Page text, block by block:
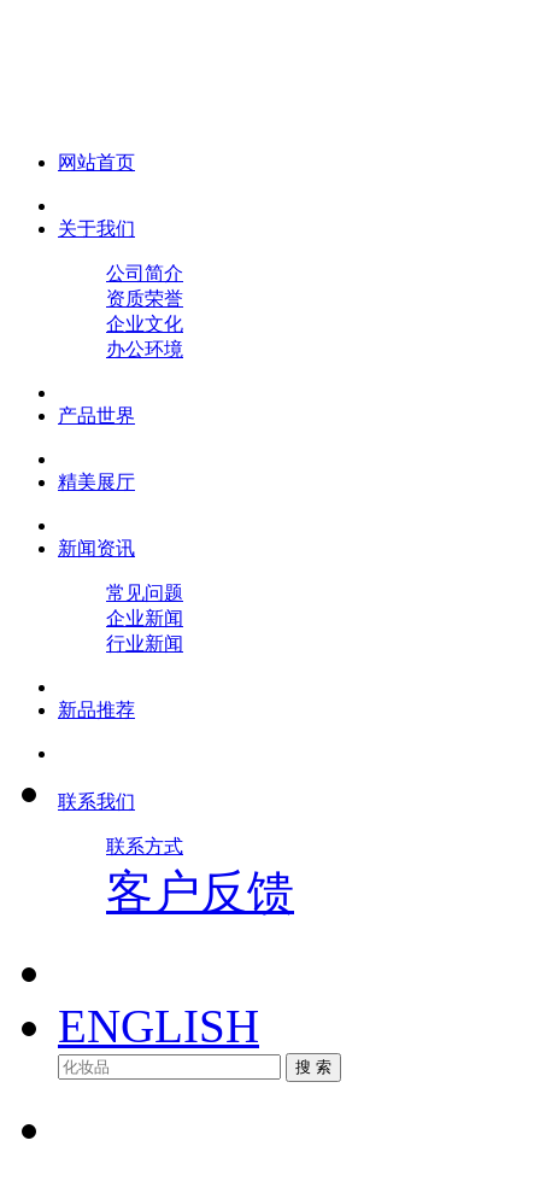
网站首页
关于我们
公司简介
资质荣誉
企业文化
办公环境
产品世界
精美展厅
新闻资讯
常见问题
企业新闻
行业新闻
新品推荐
联系我们
联系方式
客户反馈
ENGLISH